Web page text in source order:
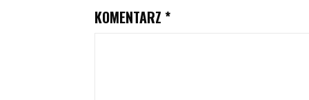
KOMENTARZ *